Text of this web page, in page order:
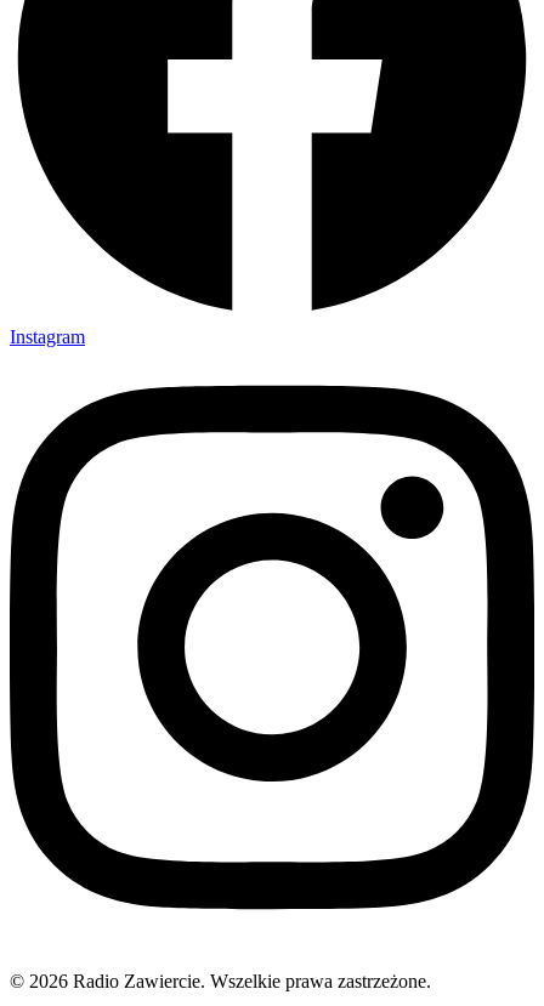
Instagram
© 2026 Radio Zawiercie. Wszelkie prawa zastrzeżone.